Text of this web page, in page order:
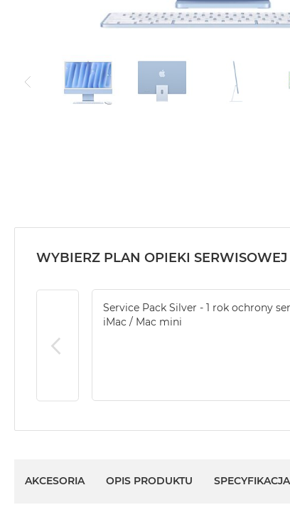
WYBIERZ PLAN OPIEKI SERWISOWEJ
Service Pack Silver - 1 rok ochrony
iMac / Mac mini
AKCESORIA OPIS PRODUKTU SPECYFIKACJA